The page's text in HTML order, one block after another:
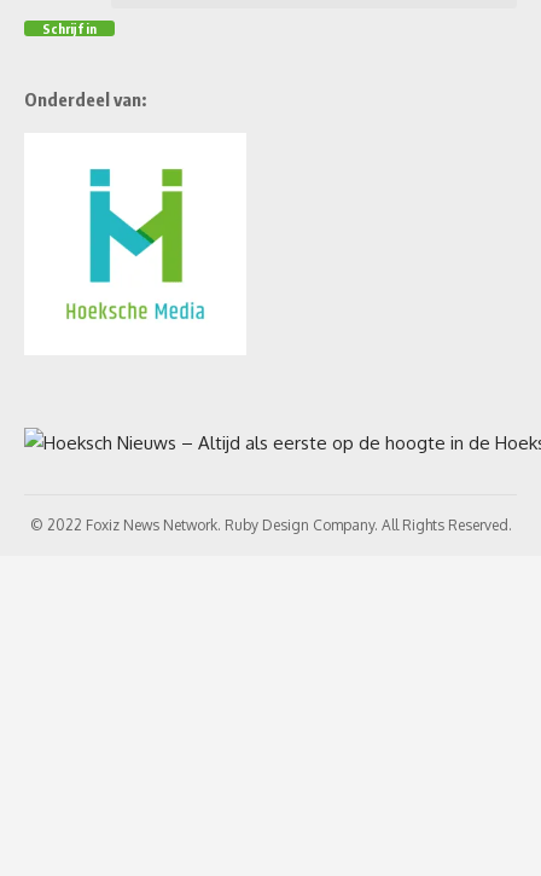
Onderdeel van:
© 2022 Foxiz News Network. Ruby Design Company. All Rights Reserved.